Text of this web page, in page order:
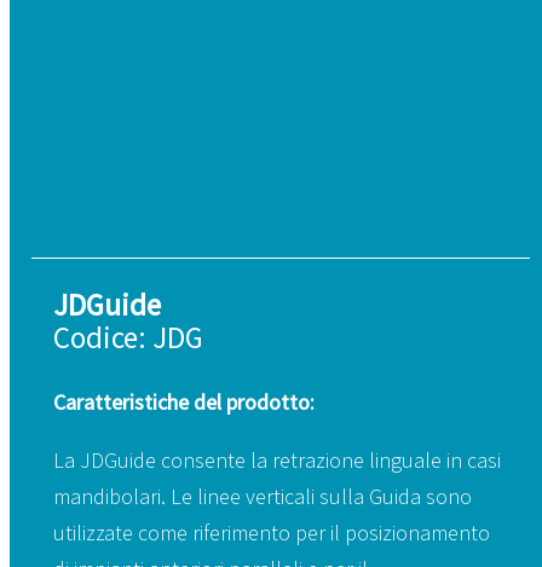
JDGuide
Codice: JDG
Caratteristiche del prodotto:
La JDGuide consente la retrazione linguale in casi
mandibolari. Le linee verticali sulla Guida sono
utilizzate come riferimento per il posizionamento